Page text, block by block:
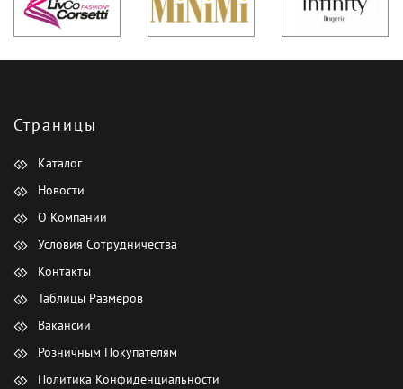
Страницы
Каталог
Новости
О Компании
Условия Сотрудничества
Контакты
Таблицы Размеров
Вакансии
Розничным Покупателям
Политика Конфиденциальности